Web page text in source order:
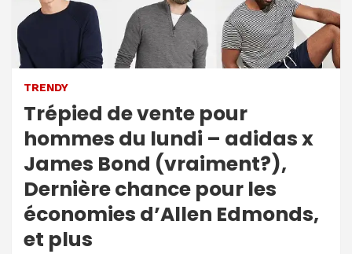
TRENDY
Trépied de vente pour
hommes du lundi – adidas x
James Bond (vraiment?),
Dernière chance pour les
économies d’Allen Edmonds,
et plus